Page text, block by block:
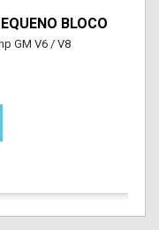
BLOCO
GM V6 / V8